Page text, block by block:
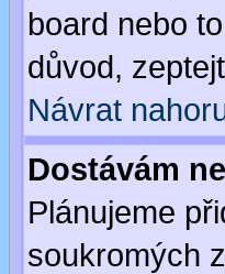
board nebo
důvod,
Návrat
Dostávám
Plánujeme
soukromých